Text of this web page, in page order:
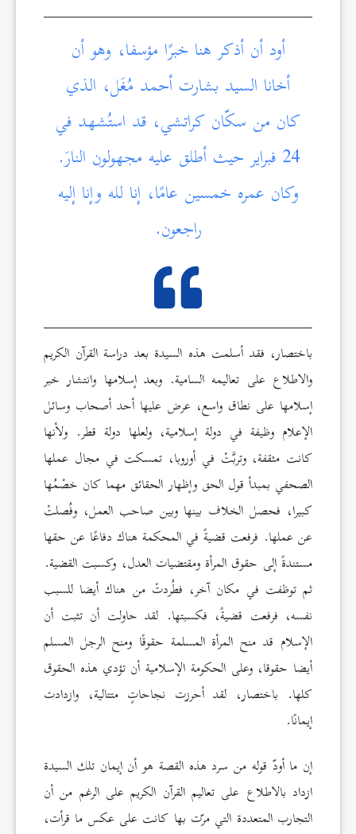
أود أن أذكر هنا خبرًا مؤسفا، وهو أن
أخانا السيد بشارت أحمد مُغَل، الذي
كان من سكّان كراتشي، قد استُشهد في
24 فبراير حيث أطلق عليه مجهولون النارَ.
وكان عمره خمسين عامًا، إنا لله وإنا إليه
راجعون.
باختصار، فقد أسلمت هذه السيدة بعد دراسة القرآن الكريم
والاطلاع على تعاليمه السامية. وبعد إسلامها وانتشار خبر
إسلامها على نطاق واسع، عرض عليها أحد أصحاب وسائل
الإعلام وظيفة في دولة إسلامية، ولعلها دولة قطر. ولأنها
كانت مثقفة، وتربَّتْ في أوروبا، تمسكت في مجال عملها
الصحفي بمبدأ قول الحق وإظهار الحقائق مهما كان خصْمُها
كبيرا، فحصل الخلاف بينها وبين صاحب العمل، وفُصلتْ
عن عملها. فرفعت قضيةً في المحكمة هناك دفاعًا عن حقها
مستندةً إلى حقوق المرأة ومقتضيات العدل، وكسبت القضية.
ثم توظفت في مكان آخر، فطُردتْ من هناك أيضا للسبب
نفسه، فرفعت قضيةً، فكسبتها. لقد حاولت أن تثبت أن
الإسلام قد منح المرأة المسلمة حقوقًا ومنح الرجل المسلم
أيضا حقوقا، وعلى الحكومة الإسلامية أن تؤدي هذه الحقوق
كلها. باختصار، لقد أحرزت نجاحاتٍ متتالية، وازدادت
إيمانًا.
إن ما أودّ قوله من سرد هذه القصة هو أن إيمان تلك السيدة
ازداد بالاطلاع على تعاليم القرآن الكريم على الرغم من أن
التجارب المتعددة التي مرّت بها كانت على عكس ما قرأت،